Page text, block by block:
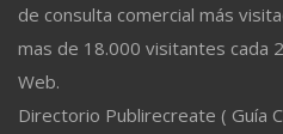
de consulta comercial más
mas de 18.000 visitantes cada
Web.
Directorio Publirecreate ( Guía